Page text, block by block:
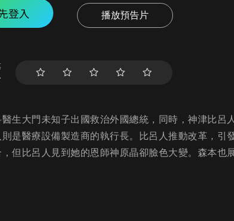
登入 播放預告片
醫生大門未知子出國救治外國總統，同時，神津比呂
則是醫療設備製造商的執行長。比呂人推動改革，引
但比呂人見到她的恩師神原晶卻臉色大變。森本也